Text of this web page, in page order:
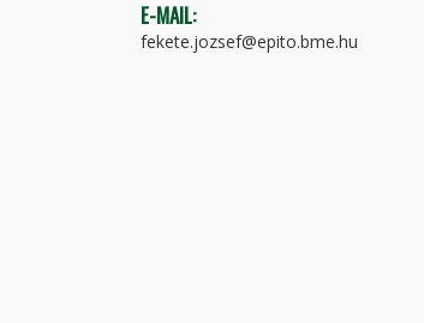
E-MAIL:
fekete.jozsef@epito.bme.hu